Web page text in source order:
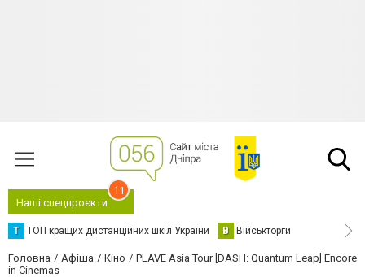
Наші спецпроєкти
11
Т ТОП кращих дистанційних шкіл України В Військторги
Головна Афіша Кіно
PLAVE Asia Tour [DASH: Quantum Leap] Encore
in Cinemas